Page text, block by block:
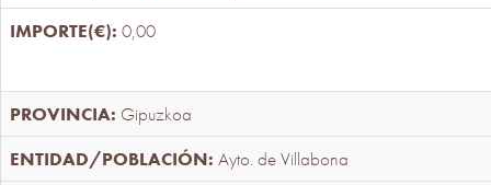
0,00
Gipuzkoa
Ayto. de Villabona